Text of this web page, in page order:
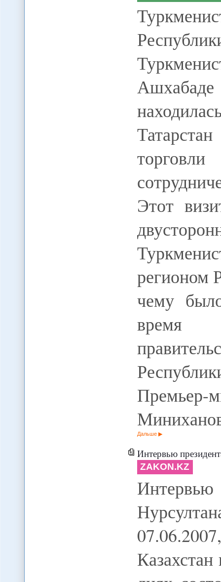
Этот
регионом
чему
время
Дальше
Интервью
ZAKON.KZ